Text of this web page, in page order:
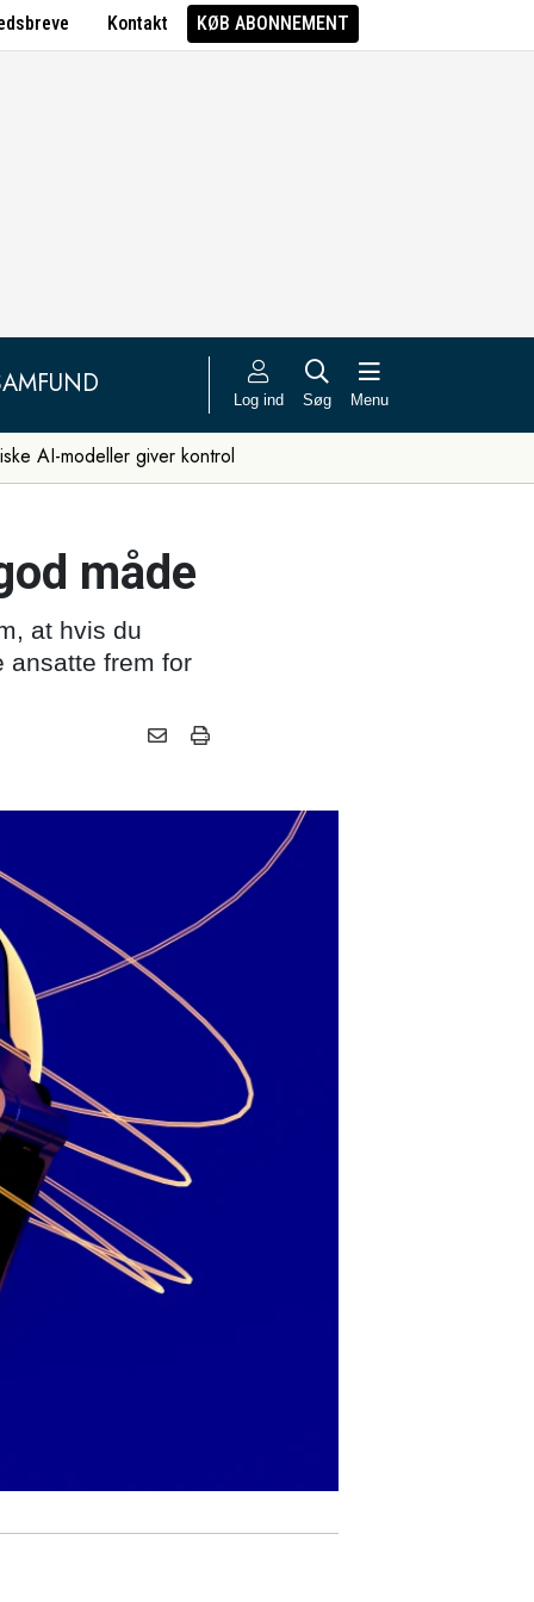
Kontakt KØB ABONNEMENT
Log ind Søg Menu
AI-modeller giver kontrol
måde
at hvis du
frem for